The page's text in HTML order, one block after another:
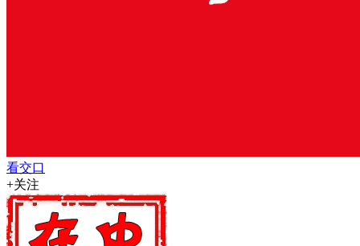
看交口
+关注